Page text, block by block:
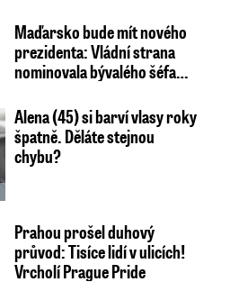
Maďarsko bude mít nového
prezidenta: Vládní strana
nominovala bývalého šéfa…
Alena (45) si barví vlasy roky
špatně. Děláte stejnou
chybu?
Prahou prošel duhový
průvod: Tisíce lidí v ulicích!
Vrcholí Prague Pride